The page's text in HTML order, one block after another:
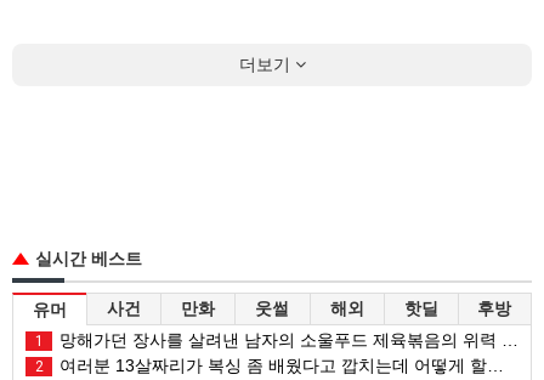
더보기
실시간 베스트
유머 사건 만화 웃썰 해외 핫딜 후방
1 망해가던 장사를 살려낸 남자의 소울푸드 제육볶음의 위력 ㅋㅋ
2 여러분 13살짜리가 복싱 좀 배웠다고 깝치는데 어떻게 할까요?